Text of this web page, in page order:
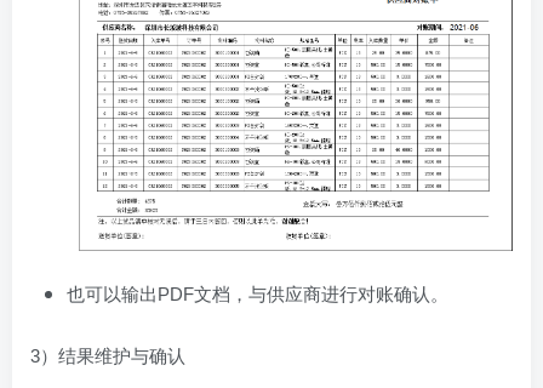
也可以输出PDF文档，与供应商进行对账确认。
3）结果维护与确认